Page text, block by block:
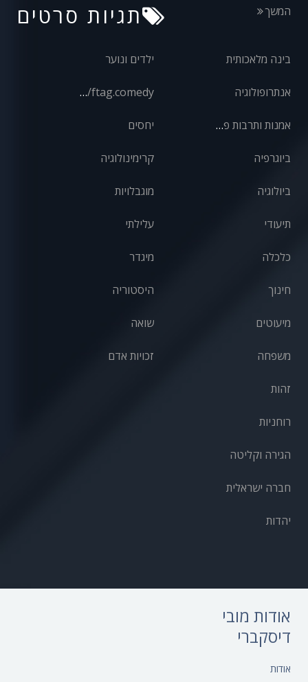
תגיות סרטים המשך
בינה מלאכותית
אנתרופולוגיה
אמנות ותרבות פופולרית
ביוגרפיה
ביולוגיה
ילדים ונוער
front/ftag.comedy
יחסים
קרימינולוגיה
מוגבלויות
תיעודי
כלכלה
חינוך
מיעוטים
משפחה
עלילתי
מיגדר
היסטוריה
שואה
זכויות אדם
זהות
רוחניות
הגירה וקליטה
חברה ישראלית
יהדות
אודות מובי
דיסקברי
אודות‎